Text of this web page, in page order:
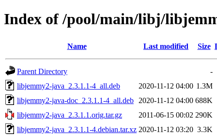
Index of /pool/main/libj/
Name Last modified Size
Parent Directory
-
libjemmy2-java_2.3.1.1-4_all.deb
2020-11-12 04:00 1.3M
libjemmy2-java-doc_2.3.1.1-4_all.deb
2020-11-12 04:00 688K
libjemmy2-java_2.3.1.1.orig.tar.gz
2011-06-15 00:02 290K
libjemmy2-java_2.3.1.1-4.debian.tar.xz 2020-11-12 03:20 3.3K